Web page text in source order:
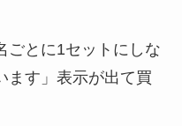
ごとに1セットにしな
ます」表示が出て買